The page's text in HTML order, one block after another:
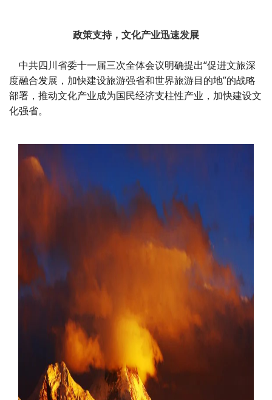
政策支持，文化产业迅速发展
中共四川省委十一届三次全体会议明确提出“促进文旅深
度融合发展，加快建设旅游强省和世界旅游目的地”的战略
部署，推动文化产业成为国民经济支柱性产业，加快建设文
化强省。